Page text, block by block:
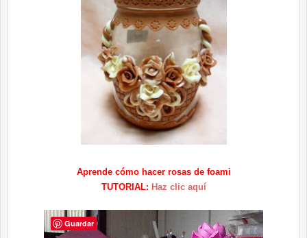
Aprende cómo hacer rosas de foami
TUTORIAL: Haz clic aquí
Guardar